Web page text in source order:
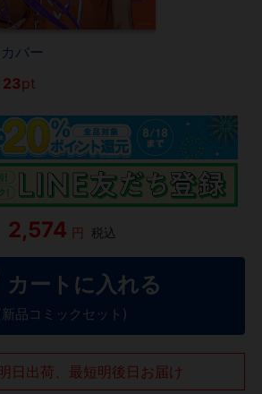
バー
23pt
2,574 円 税込
カートに入れる
新品コミックセット)
日出荷、最短明後日お届け